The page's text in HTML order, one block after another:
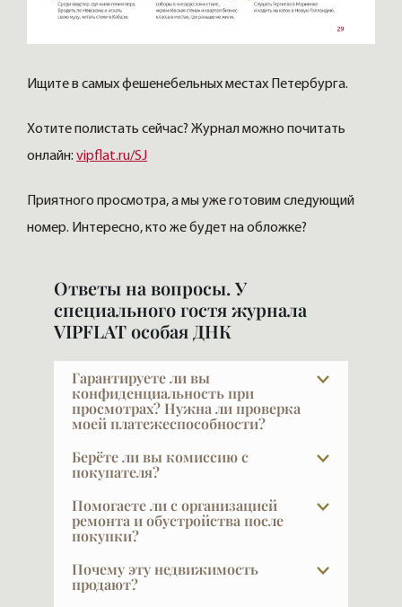
Ищите в самых фешенебельных местах Петербурга.
Хотите полистать сейчас? Журнал можно почитать
онлайн: vipflat.ru/SJ
Приятного просмотра, а мы уже готовим следующий
номер. Интересно, кто же будет на обложке?
Ответы на вопросы. У
специального гостя журнала
VIPFLAT особая ДНК
Гарантируете ли вы
конфиденциальность при
просмотрах? Нужна ли проверка
моей платежеспособности?
VIPFLAT 20 лет работает с VIP-клиентами.
Они часто закрыты и не публичны — мы
конфиденциальность, и мы её
обеспечиваем. Исключение составляет
ситуация, когда сам клиент хочет публично
заявить о сделке, что тоже часто бывает:
это дополнительный PR.
Берёте ли вы комиссию с
покупателя?
При покупке в новых проектах — нет.
Наши услуги для покупателя бесплатны,
это стандартная практика в
недвижимости. Наши клиенты в основном
и приобретают в новых проектах — они
Помогаете ли с организацией
ремонта и обустройства после
покупки?
Да, и это очень важный выбор — найти
дизайнера и строителя по рекомендации.
Почему эту недвижимость
продают?